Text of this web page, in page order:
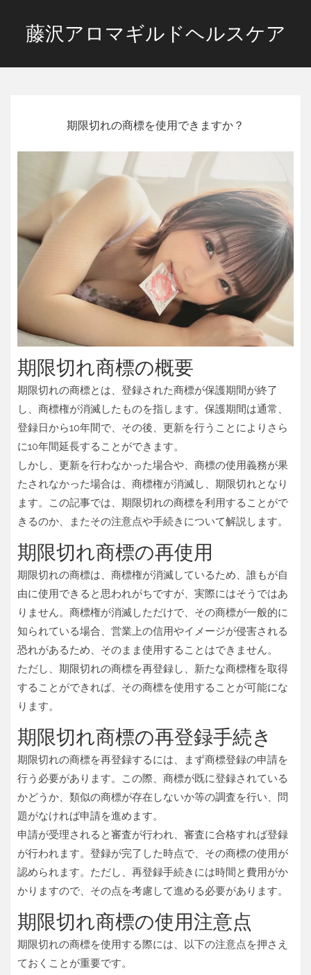
藤沢アロマギルドヘルスケア
期限切れの商標を使用できますか？
期限切れ商標の概要
期限切れの商標とは、登録された商標が保護期間が終了
し、商標権が消滅したものを指します。保護期間は通常、
登録日から10年間で、その後、更新を行うことによりさら
に10年間延長することができます。
しかし、更新を行わなかった場合や、商標の使用義務が果
たされなかった場合は、商標権が消滅し、期限切れとなり
ます。この記事では、期限切れの商標を利用することがで
きるのか、またその注意点や手続きについて解説します。
期限切れ商標の再使用
期限切れの商標は、商標権が消滅しているため、誰もが自
由に使用できると思われがちですが、実際にはそうではあ
りません。商標権が消滅しただけで、その商標が一般的に
知られている場合、営業上の信用やイメージが侵害される
恐れがあるため、そのまま使用することはできません。
ただし、期限切れの商標を再登録し、新たな商標権を取得
することができれば、その商標を使用することが可能にな
ります。
期限切れ商標の再登録手続き
期限切れの商標を再登録するには、まず商標登録の申請を
行う必要があります。この際、商標が既に登録されている
かどうか、類似の商標が存在しないか等の調査を行い、問
題がなければ申請を進めます。
申請が受理されると審査が行われ、審査に合格すれば登録
が行われます。登録が完了した時点で、その商標の使用が
認められます。ただし、再登録手続きには時間と費用がか
かりますので、その点を考慮して進める必要があります。
期限切れ商標の使用注意点
期限切れの商標を使用する際には、以下の注意点を押さえ
ておくことが重要です。